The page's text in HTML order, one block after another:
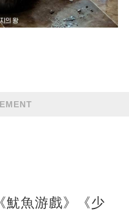
魷魚游戲》《少